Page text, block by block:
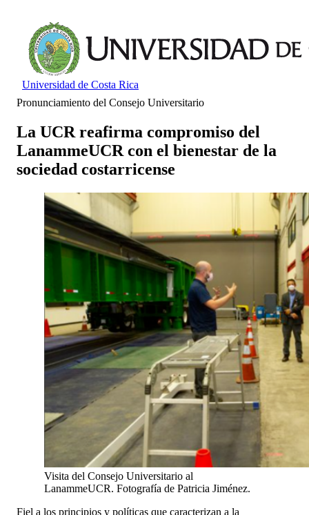
Universidad de Costa Rica
Pronunciamiento del Consejo Universitario
La UCR reafirma compromiso del
LanammeUCR con el bienestar de la
sociedad costarricense
Visita del Consejo Universitario al
LanammeUCR. Fotografía de Patricia Jiménez.
Fiel a los principios y políticas que caracterizan a la